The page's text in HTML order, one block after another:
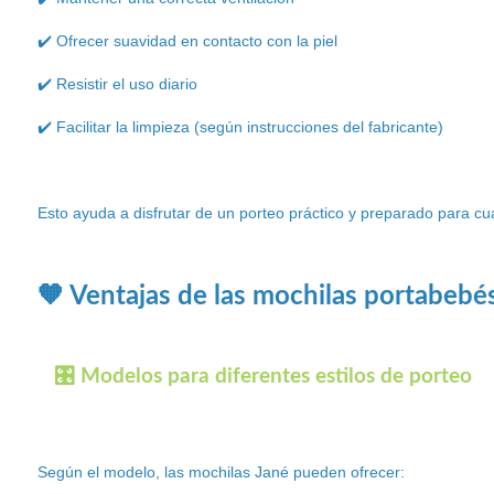
✔️ Ofrecer suavidad en contacto con la piel
✔️ Resistir el uso diario
✔️ Facilitar la limpieza (según instrucciones del fabricante)
Esto ayuda a disfrutar de un porteo práctico y preparado para
🧡 Ventajas de las mochilas
🎛️ Modelos para diferentes estilos de porteo
Según el modelo, las mochilas Jané pueden ofrecer: